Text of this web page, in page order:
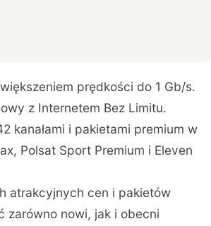
prędkości do 1 Gb/s.
z Internetem Bez Limitu.
kanałami i pakietami premium w
Polsat Sport Premium i Eleven
atrakcyjnych cen i pakietów
zarówno nowi, jak i obecni